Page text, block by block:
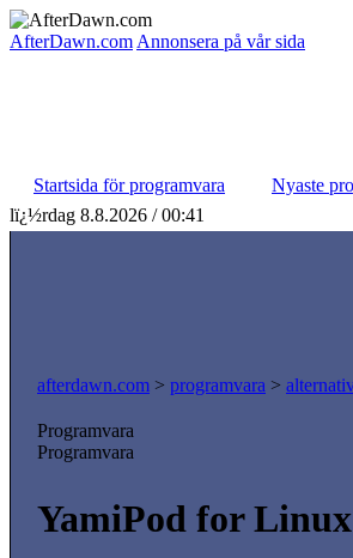
AfterDawn.com Annonsera på vår sida
Startsida för programvara
Nyaste
lï¿½rdag 8.8.2026 / 00:41
afterdawn.com > programvara >
Programvara
Programvara
YamiPod for